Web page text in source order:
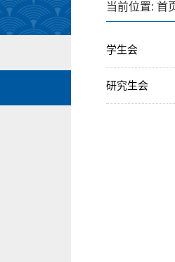
当前位置: 首
学生会
研究生会